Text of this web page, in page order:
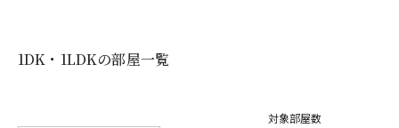
1DK・1LDKの部屋一覧
対象部屋数